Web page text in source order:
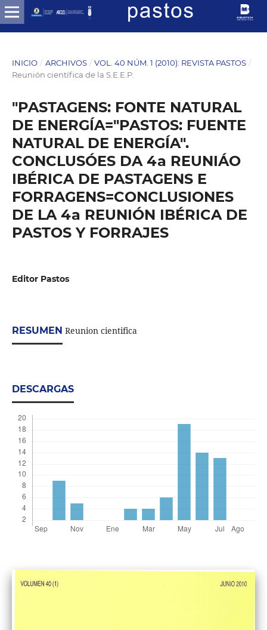
INICIO / ARCHIVOS / VOL. 40 NÚM. 1 (2010): REVISTA PASTOS /
Reunión científica de la S.E.E.P.
"PASTAGENS: FONTE NATURAL
DE ENERGÍA="PASTOS: FUENTE
NATURAL DE ENERGÍA".
CONCLUSÓES DA 4a REUNIÁO
IBÉRICA DE PASTAGENS E
FORRAGENS=CONCLUSIONES
DE LA 4a REUNIÓN IBÉRICA DE
PASTOS Y FORRAJES
Editor Pastos
RESUMEN Reunion cientifica
DESCARGAS